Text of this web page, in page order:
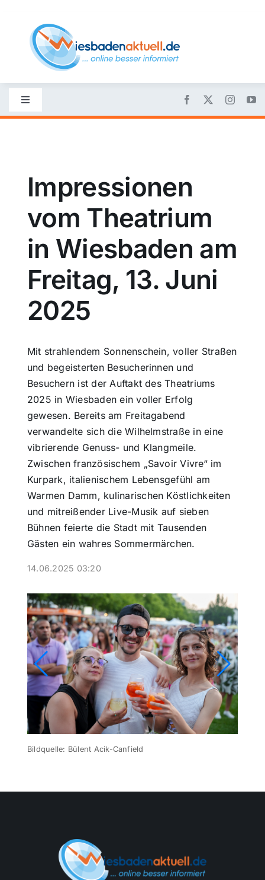
content
Toggle
Navigation
Wirtschaft
Sport
Panorama
Mein Stadtteil
Galerie
Verkehrsmeldungen
Polizeimeldungen
Gewinnspiele
Impressionen
vom Theatrium
in Wiesbaden am
Freitag, 13. Juni
2025
Mit strahlendem Sonnenschein, voller Straßen
und begeisterten Besucherinnen und
Besuchern ist der Auftakt des Theatriums
2025 in Wiesbaden ein voller Erfolg
gewesen. Bereits am Freitagabend
verwandelte sich die Wilhelmstraße in eine
vibrierende Genuss- und Klangmeile.
Zwischen französischem „Savoir Vivre“ im
Kurpark, italienischem Lebensgefühl am
Warmen Damm, kulinarischen Köstlichkeiten
und mitreißender Live-Musik auf sieben
Bühnen feierte die Stadt mit Tausenden
Gästen ein wahres Sommermärchen.
14.06.2025 03:20
Bildquelle: Bülent Acik-Canfield